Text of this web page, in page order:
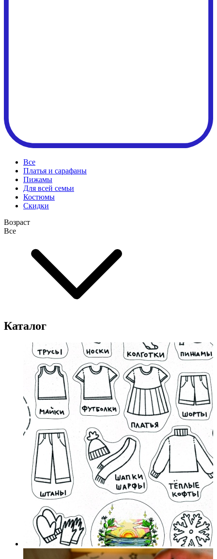
Все
Платья и сарафаны
Пижамы
Для всей семьи
Костюмы
Cкидки
Возраст
Все
Каталог